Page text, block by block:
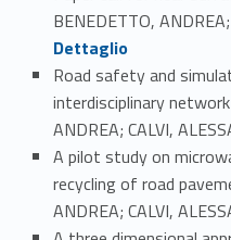
BENEDETTO,
Dettaglio
Road safety and
interdisciplinary
ANDREA; CALVI,
A pilot study on
recycling of road
ANDREA; CALVI,